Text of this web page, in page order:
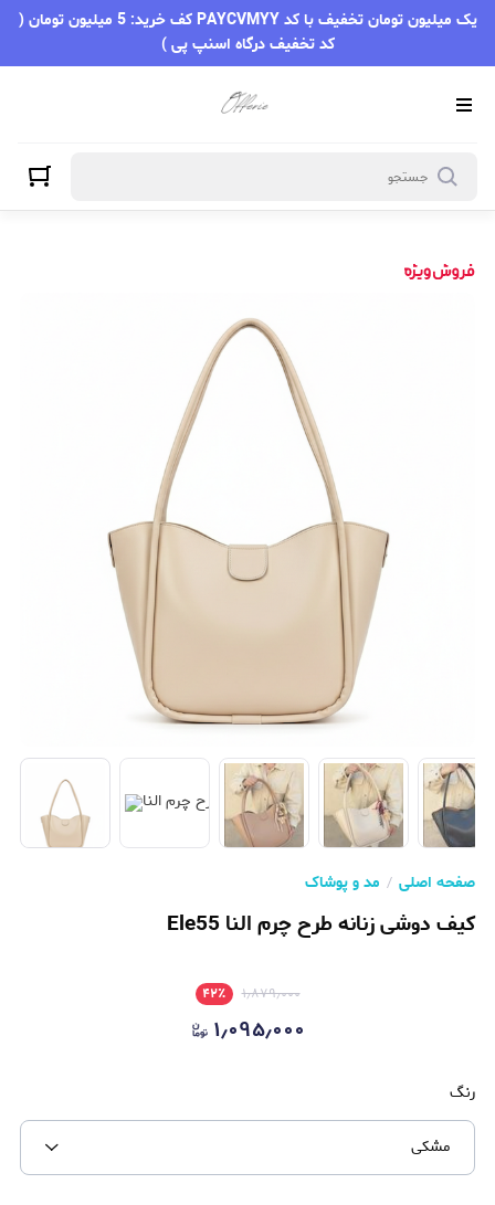
یک میلیون تومان تخفیف با کد PAYCVMYY کف خرید: 5 میلیون تومان (
کد تخفیف درگاه اسنپ پی )
صفحه اصلی مد و پوشاک
کیف دوشی زنانه طرح چرم النا Ele55
۱٫۸۷۹٫۰۰۰ ۴۲٪
۱٫۰۹۵٫۰۰۰
رنگ
مشکی